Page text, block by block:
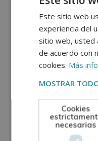
se genera a partir
producen
causan una
específicas del
respuesta
Este sitio web
experiencia del
sitio web, usted
de acuerdo con
cookies. Más
MOSTRAR
Cookies
necesarias